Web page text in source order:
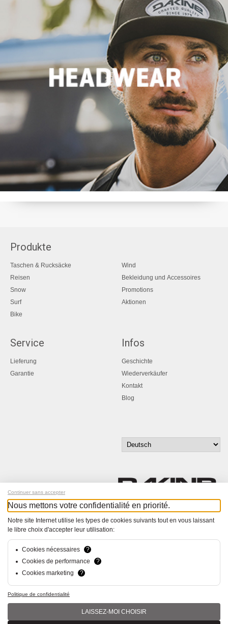
Produkte
Taschen & Rucksäcke
Reisen
Snow
Surf
Bike
Wind
Bekleidung und Accessoires
Promotions
Aktionen
Service
Lieferung
Garantie
Infos
Geschichte
Wiederverkäufer
Kontakt
Blog
© Bucher+Walt 2011-2026
hsolutions.ch
Continuer sans accepter
Nous mettons votre confidentialité en priorité.
Notre site Internet utilise les types de cookies suivants tout en vous laissant
le libre choix d'accepter leur utilisation:
Cookies nécessaires
?
Cookies de performance
?
Cookies marketing
?
Politique de confidentialité
LAISSEZ-MOI CHOISIR